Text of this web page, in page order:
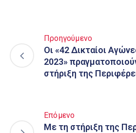
Προηγούμενο
Οι «42 Δικταίοι
2023»
στήριξη της
Επόμενο
Με τη στήριξη της